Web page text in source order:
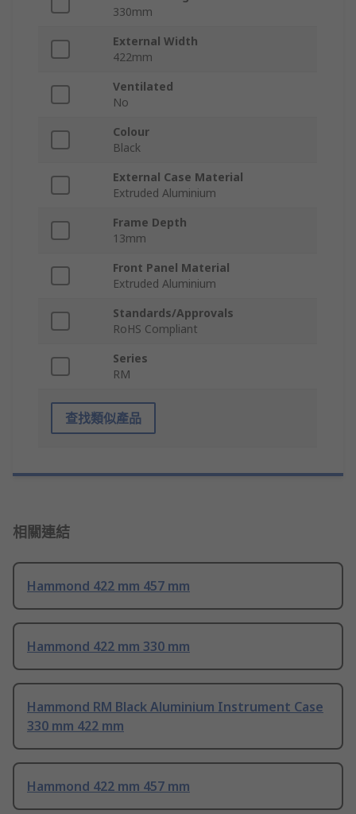
330mm
External Width
422mm
Ventilated
No
Colour
Black
External Case Material
Extruded Aluminium
Frame Depth
13mm
Front Panel Material
Extruded Aluminium
Standards/Approvals
RoHS Compliant
Series
RM
查找類似產品
相關連結
Hammond 422 mm 457 mm
Hammond 422 mm 330 mm
Hammond RM Black Aluminium Instrument Case
330 mm 422 mm
Hammond 422 mm 457 mm